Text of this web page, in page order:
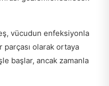
vücudun enfeksiyonla
parçası olarak ortaya
başlar, ancak zamanla